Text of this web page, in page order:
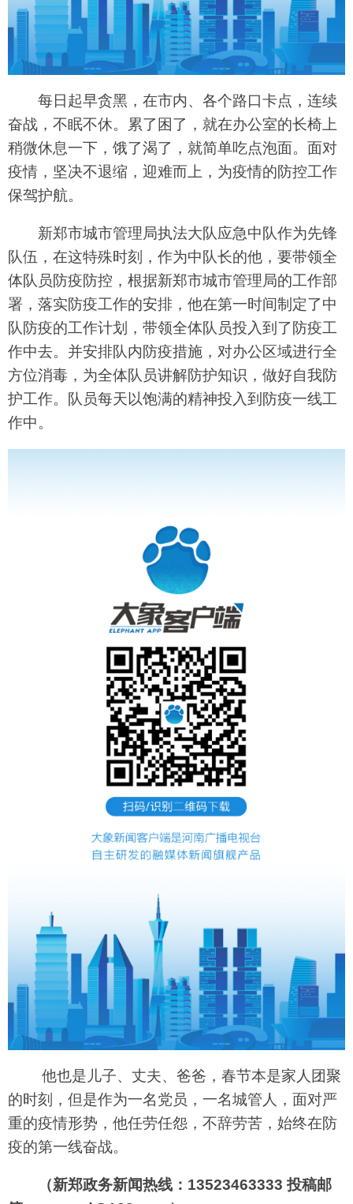
每日起早贪黑，在市内、各个路口卡点，连续
奋战，不眠不休。累了困了，就在办公室的长椅上
稍微休息一下，饿了渴了，就简单吃点泡面。面对
疫情，坚决不退缩，迎难而上，为疫情的防控工作
保驾护航。
新郑市城市管理局执法大队应急中队作为先锋
队伍，在这特殊时刻，作为中队长的他，要带领全
体队员防疫防控，根据新郑市城市管理局的工作部
署，落实防疫工作的安排，他在第一时间制定了中
队防疫的工作计划，带领全体队员投入到了防疫工
作中去。并安排队内防疫措施，对办公区域进行全
方位消毒，为全体队员讲解防护知识，做好自我防
护工作。队员每天以饱满的精神投入到防疫一线工
作中。
他也是儿子、丈夫、爸爸，春节本是家人团聚
的时刻，但是作为一名党员，一名城管人，面对严
重的疫情形势，他任劳任怨，不辞劳苦，始终在防
疫的第一线奋战。
（新郑政务新闻热线：13523463333 投稿邮